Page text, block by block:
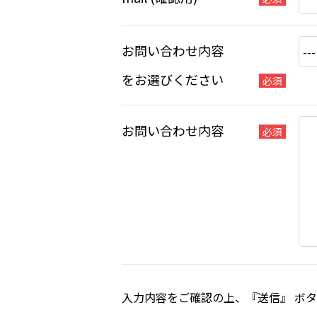
お問い合わせ内容
をお選びください
必須
お問い合わせ内容 必須
入力内容をご確認の上、『送信』 ボ